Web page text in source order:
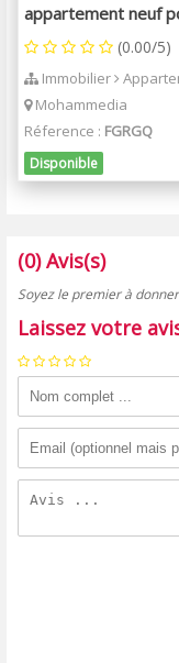
appartement neuf
(0.00/5)
Immobilier
Mohammedia
Réference : FGRGQ
Disponible
(0) Avis(s)
Soyez le premier à
Laissez votre